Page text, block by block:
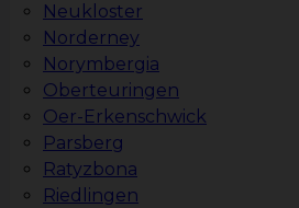
Neukloster
Norderney
Norymbergia
Oberteuringen
Oer-Erkenschwick
Parsberg
Ratyzbona
Riedlingen